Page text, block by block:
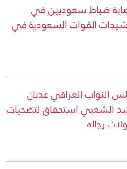
ضباط سعوديين في
القوات السعودية في
النواب العراقي عدنان
الشعبي استحقاق لتضحيات
رجاله